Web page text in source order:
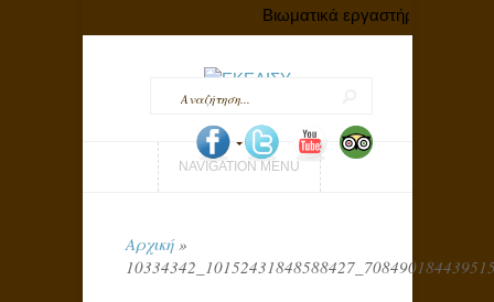
Βιωματικά εργαστήρια με
NAVIGATION MENU
Αρχική »